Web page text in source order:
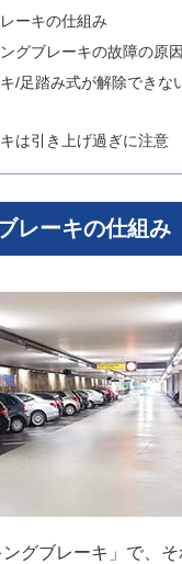
ーキの仕組み
グブレーキの故障の原因
/足踏み式が解除できな
は引き上げ過ぎに注意
レーキの仕組み
ングブレーキ」で、